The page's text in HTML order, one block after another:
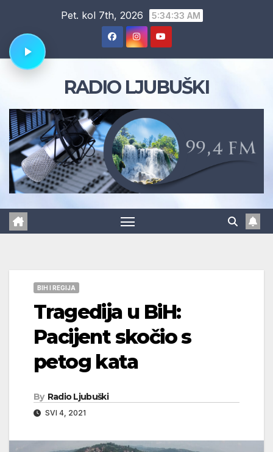
content
Pet. kol 7th, 2026 5:34:34 AM
RADIO LJUBUŠKI
BIH I REGIJA
Tragedija u BiH:
Pacijent skočio s
petog kata
By Radio Ljubuški
SVI 4, 2021